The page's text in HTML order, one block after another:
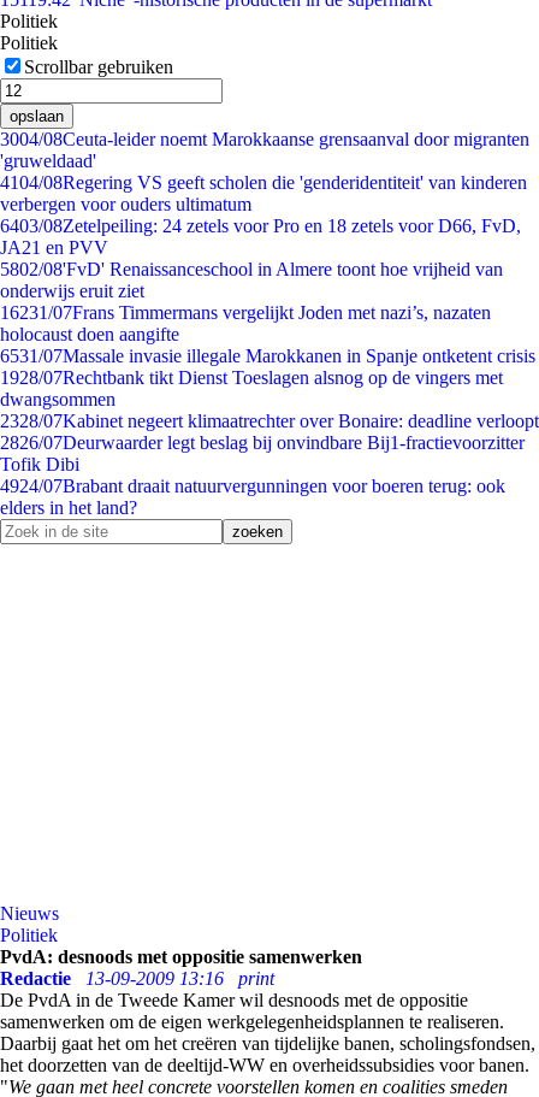
Politiek
Politiek
Scrollbar gebruiken
opslaan
3004/08Ceuta-leider noemt Marokkaanse grensaanval door migranten
'gruweldaad'
4104/08Regering VS geeft scholen die 'genderidentiteit' van kinderen
verbergen voor ouders ultimatum
6403/08Zetelpeiling: 24 zetels voor Pro en 18 zetels voor D66, FvD,
JA21 en PVV
5802/08'FvD' Renaissanceschool in Almere toont hoe vrijheid van
onderwijs eruit ziet
16231/07Frans Timmermans vergelijkt Joden met nazi’s, nazaten
holocaust doen aangifte
6531/07Massale invasie illegale Marokkanen in Spanje ontketent crisis
1928/07Rechtbank tikt Dienst Toeslagen alsnog op de vingers met
dwangsommen
2328/07Kabinet negeert klimaatrechter over Bonaire: deadline verloopt
2826/07Deurwaarder legt beslag bij onvindbare Bij1-fractievoorzitter
Tofik Dibi
4924/07Brabant draait natuurvergunningen voor boeren terug: ook
elders in het land?
Nieuws
Politiek
PvdA: desnoods met oppositie samenwerken
Redactie
13-09-2009 13:16
print
De PvdA in de Tweede Kamer wil desnoods met de oppositie
samenwerken om de eigen werkgelegenheidsplannen te realiseren.
Daarbij gaat het om het creëren van tijdelijke banen, scholingsfondsen,
het doorzetten van de deeltijd-WW en overheidssubsidies voor banen.
"We gaan met heel concrete voorstellen komen en coalities smeden